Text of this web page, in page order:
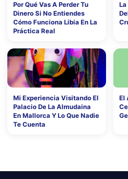
Por Qué Vas A Perder Tu
Dinero Si No Entiendes
Cómo Funciona Libia En La
Práctica Real
Mi Experiencia Visitando El
Palacio De La Almudaina
En Mallorca Y Lo Que Nadie
Te Cuenta
El